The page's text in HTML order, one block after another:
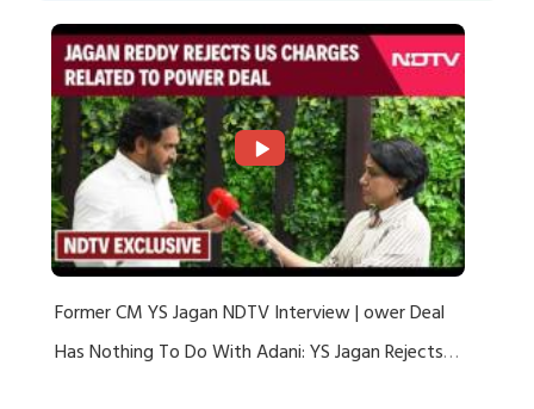
Former CM YS Jagan NDTV Interview | ower Deal
Has Nothing To Do With Adani: YS Jagan Rejects